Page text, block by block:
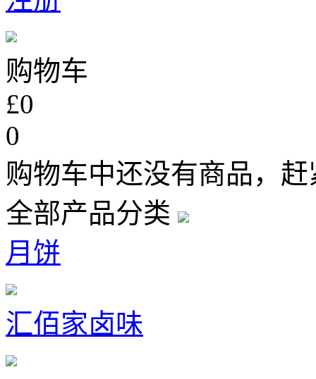
购物车
£0
0
购物车中还没有商品，
全部产品分类
月饼
汇佰家卤味